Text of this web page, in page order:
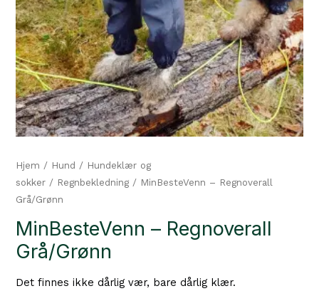
Hjem / Hund / Hundeklær og
sokker / Regnbekledning / MinBesteVenn – Regnoverall
Grå/Grønn
MinBesteVenn – Regnoverall
Grå/Grønn
Det finnes ikke dårlig vær, bare dårlig klær.